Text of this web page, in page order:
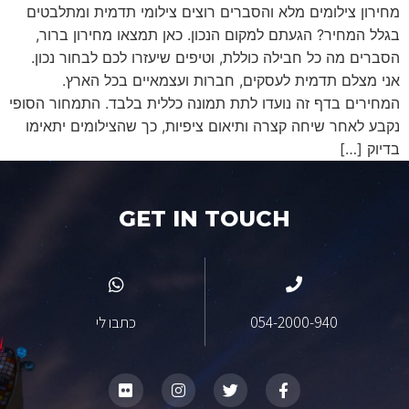
מחירון צילומים מלא והסברים רוצים צילומי תדמית ומתלבטים
בגלל המחיר? הגעתם למקום הנכון. כאן תמצאו מחירון ברור,
הסברים מה כל חבילה כוללת, וטיפים שיעזרו לכם לבחור נכון.
אני מצלם תדמית לעסקים, חברות ועצמאיים בכל הארץ.
המחירים בדף זה נועדו לתת תמונה כללית בלבד. התמחור הסופי
נקבע לאחר שיחה קצרה ותיאום ציפיות, כך שהצילומים יתאימו
בדיוק […]
GET IN TOUCH
054-2000-940 כתבו לי